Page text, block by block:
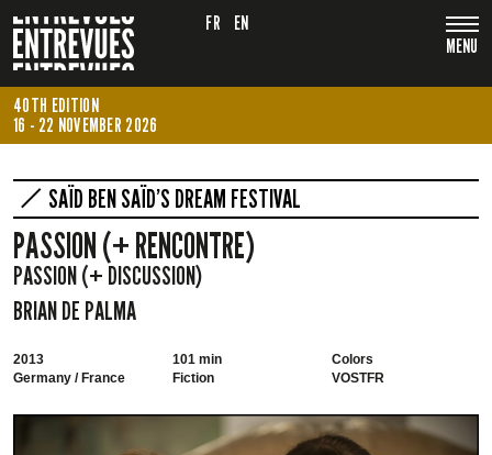
MENU
FR EN
40TH EDITION
16 - 22 NOVEMBER 2026
SAÏD BEN SAÏD’S DREAM FESTIVAL
PASSION (+ RENCONTRE)
PASSION (+ DISCUSSION)
BRIAN DE PALMA
2013
Germany / France
101 min
Fiction
Colors
VOSTFR